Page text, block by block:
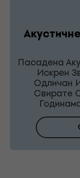
Пасадена
Искрен
Одличан
Свирате